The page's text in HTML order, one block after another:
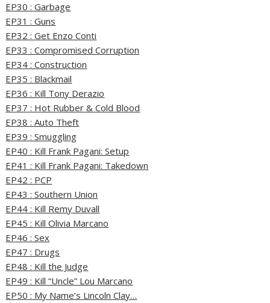
EP30 : Garbage
EP31 : Guns
EP32 : Get Enzo Conti
EP33 : Compromised Corruption
EP34 : Construction
EP35 : Blackmail
EP36 : Kill Tony Derazio
EP37 : Hot Rubber & Cold Blood
EP38 : Auto Theft
EP39 : Smuggling
EP40 : Kill Frank Pagani: Setup
EP41 : Kill Frank Pagani: Takedown
EP42 : PCP
EP43 : Southern Union
EP44 : Kill Remy Duvall
EP45 : Kill Olivia Marcano
EP46 : Sex
EP47 : Drugs
EP48 : Kill the Judge
EP49 : Kill “Uncle” Lou Marcano
EP50 : My Name’s Lincoln Clay…